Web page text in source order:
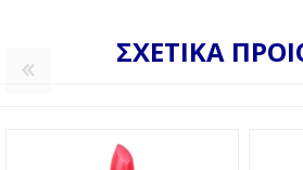
ΣΧΕΤΙΚΑ